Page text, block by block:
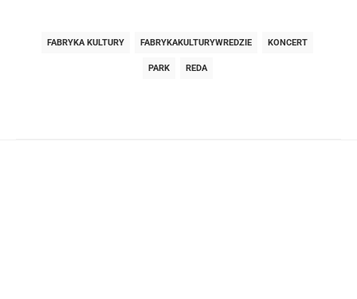
FABRYKA KULTURY FABRYKAKULTURYWREDZIE KONCERT
PARK REDA